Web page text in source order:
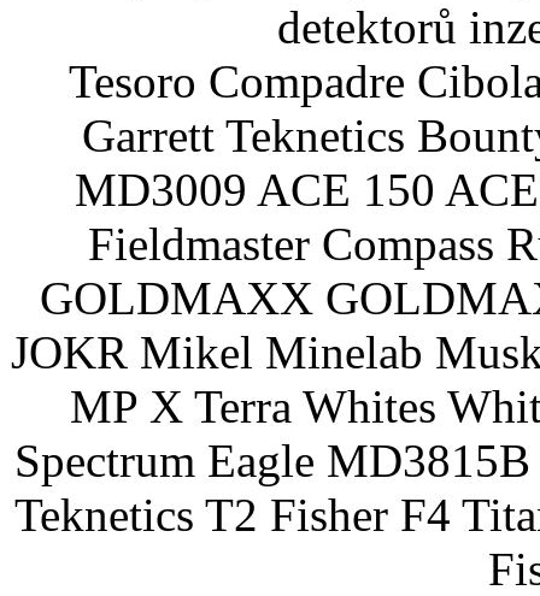
detektorů
Tesoro Compadre
Garrett Teknetics
MD3009 ACE 150
Fieldmaster Compass
GOLDMAXX
JOKR Mikel Minelab
MP X Terra Whites
Spectrum Eagle
Teknetics T2 Fisher F4